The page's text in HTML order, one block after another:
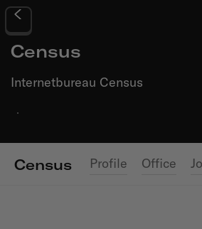
Census
Internetbureau Census
·
Census Profile Office